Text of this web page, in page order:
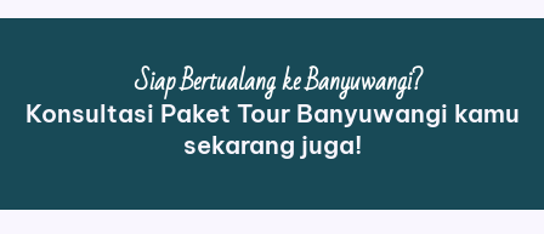
Siap Bertualang ke Banyuwangi?
Konsultasi Paket Tour Banyuwangi kamu
sekarang juga!